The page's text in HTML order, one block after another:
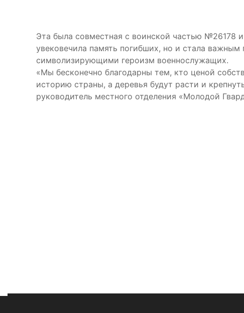
Эта была совместная с воинской частью №26178
увековечила память погибших, но и стала
символизирующими героизм военнослужащих.
«Мы бесконечно благодарны тем, кто ценой
историю страны, а деревья будут расти и
руководитель местного отделения «Молодой